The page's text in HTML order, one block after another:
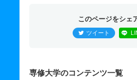
このページをシェ
ツイート
専修大学のコンテンツ一覧